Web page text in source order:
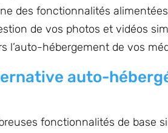
des fonctionnalités
de vos photos et vidéos
l’auto-hébergement de vos
auto-
fonctionnalités de base